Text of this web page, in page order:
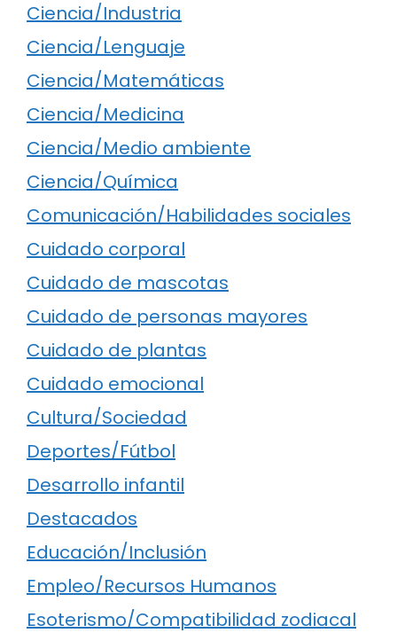
Ciencia/Industria
Ciencia/Lenguaje
Ciencia/Matemáticas
Ciencia/Medicina
Ciencia/Medio ambiente
Ciencia/Química
Comunicación/Habilidades sociales
Cuidado corporal
Cuidado de mascotas
Cuidado de personas mayores
Cuidado de plantas
Cuidado emocional
Cultura/Sociedad
Deportes/Fútbol
Desarrollo infantil
Destacados
Educación/Inclusión
Empleo/Recursos Humanos
Esoterismo/Compatibilidad zodiacal